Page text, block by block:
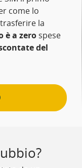
come lo
la
è a zero spese
del